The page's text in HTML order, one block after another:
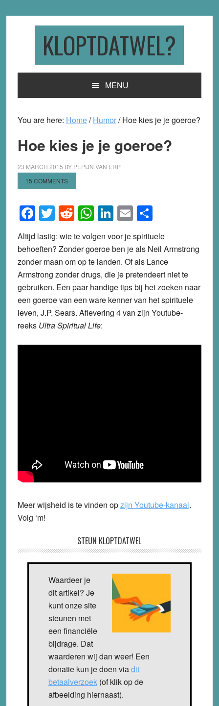
KLOPTDATWEL?
MENU
You are here: Home/ Humor/Hoe kies je je goeroe?
Hoe kies je je goeroe?
23 MARCH 2015 BY PEPIJN VAN ERP
15 COMMENTS
Facebook
Twitter
Reddit
WhatsApp
LinkedIn
EmailShare
Altijd lastig: wie te volgen voor je spirituele
behoeften? Zonder goeroe ben je als Neil Armstrong
zonder maan om op te landen. Of als Lance
Armstrong zonder drugs, die je pretendeert niet te
gebruiken. Een paar handige tips bij het zoeken naar
een goeroe van een ware kenner van het spirituele
leven, J.P. Sears. Aflevering 4 van zijn Youtube-
reeks Ultra Spiritual Life:
Meer wijsheid is te vinden opzijn Youtube-kanaal.
Volg ‘m!
STEUN KLOPTDATWEL
Waardeer je
dit artikel? Je
kunt onze site
steunen met
een financiële
bijdrage. Dat
waarderen wij dan weer! Een
donatie kun je doen viadit
betaalverzoek(of klik op de
afbeelding hiernaast).